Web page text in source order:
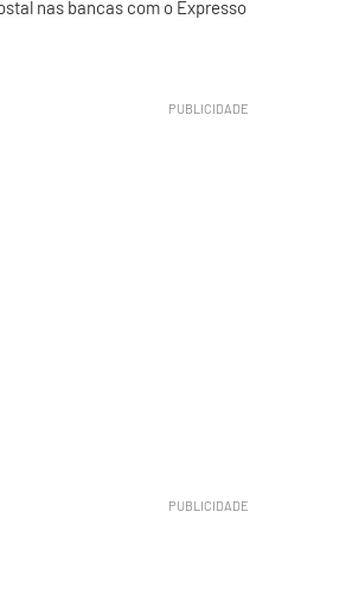
nas bancas com o Expresso